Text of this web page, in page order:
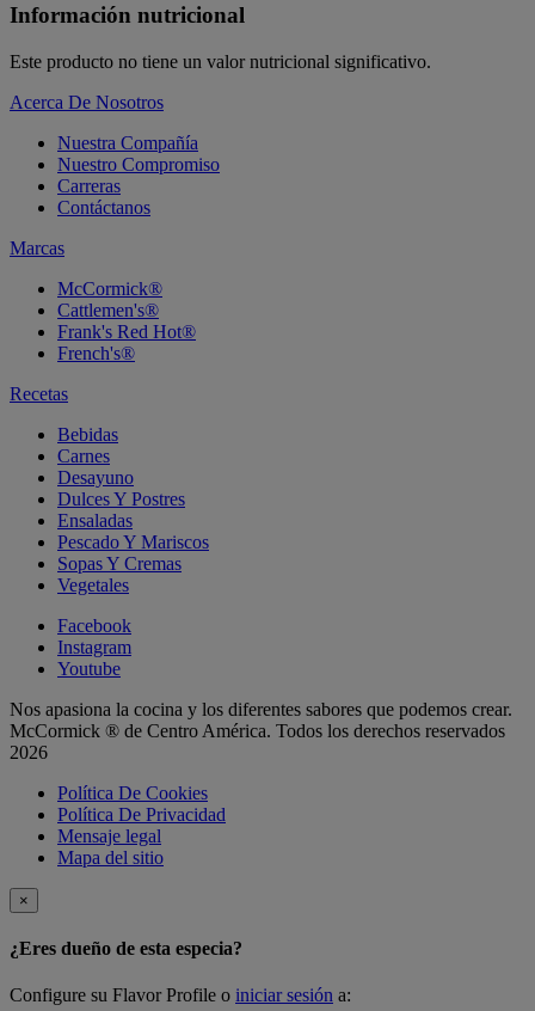
Información nutricional
Este producto no tiene un valor nutricional significativo.
Acerca De Nosotros
Nuestra Compañía
Nuestro Compromiso
Carreras
Contáctanos
Marcas
McCormick®
Cattlemen's®
Frank's Red Hot®
French's®
Recetas
Bebidas
Carnes
Desayuno
Dulces Y Postres
Ensaladas
Pescado Y Mariscos
Sopas Y Cremas
Vegetales
Facebook
Instagram
Youtube
Nos apasiona la cocina y los diferentes sabores que podemos crear.
McCormick ® de Centro América. Todos los derechos reservados
2026
Política De Cookies
Política De Privacidad
Mensaje legal
Mapa del sitio
×
¿Eres dueño de esta especia?
Configure su Flavor Profile o iniciar sesión a: